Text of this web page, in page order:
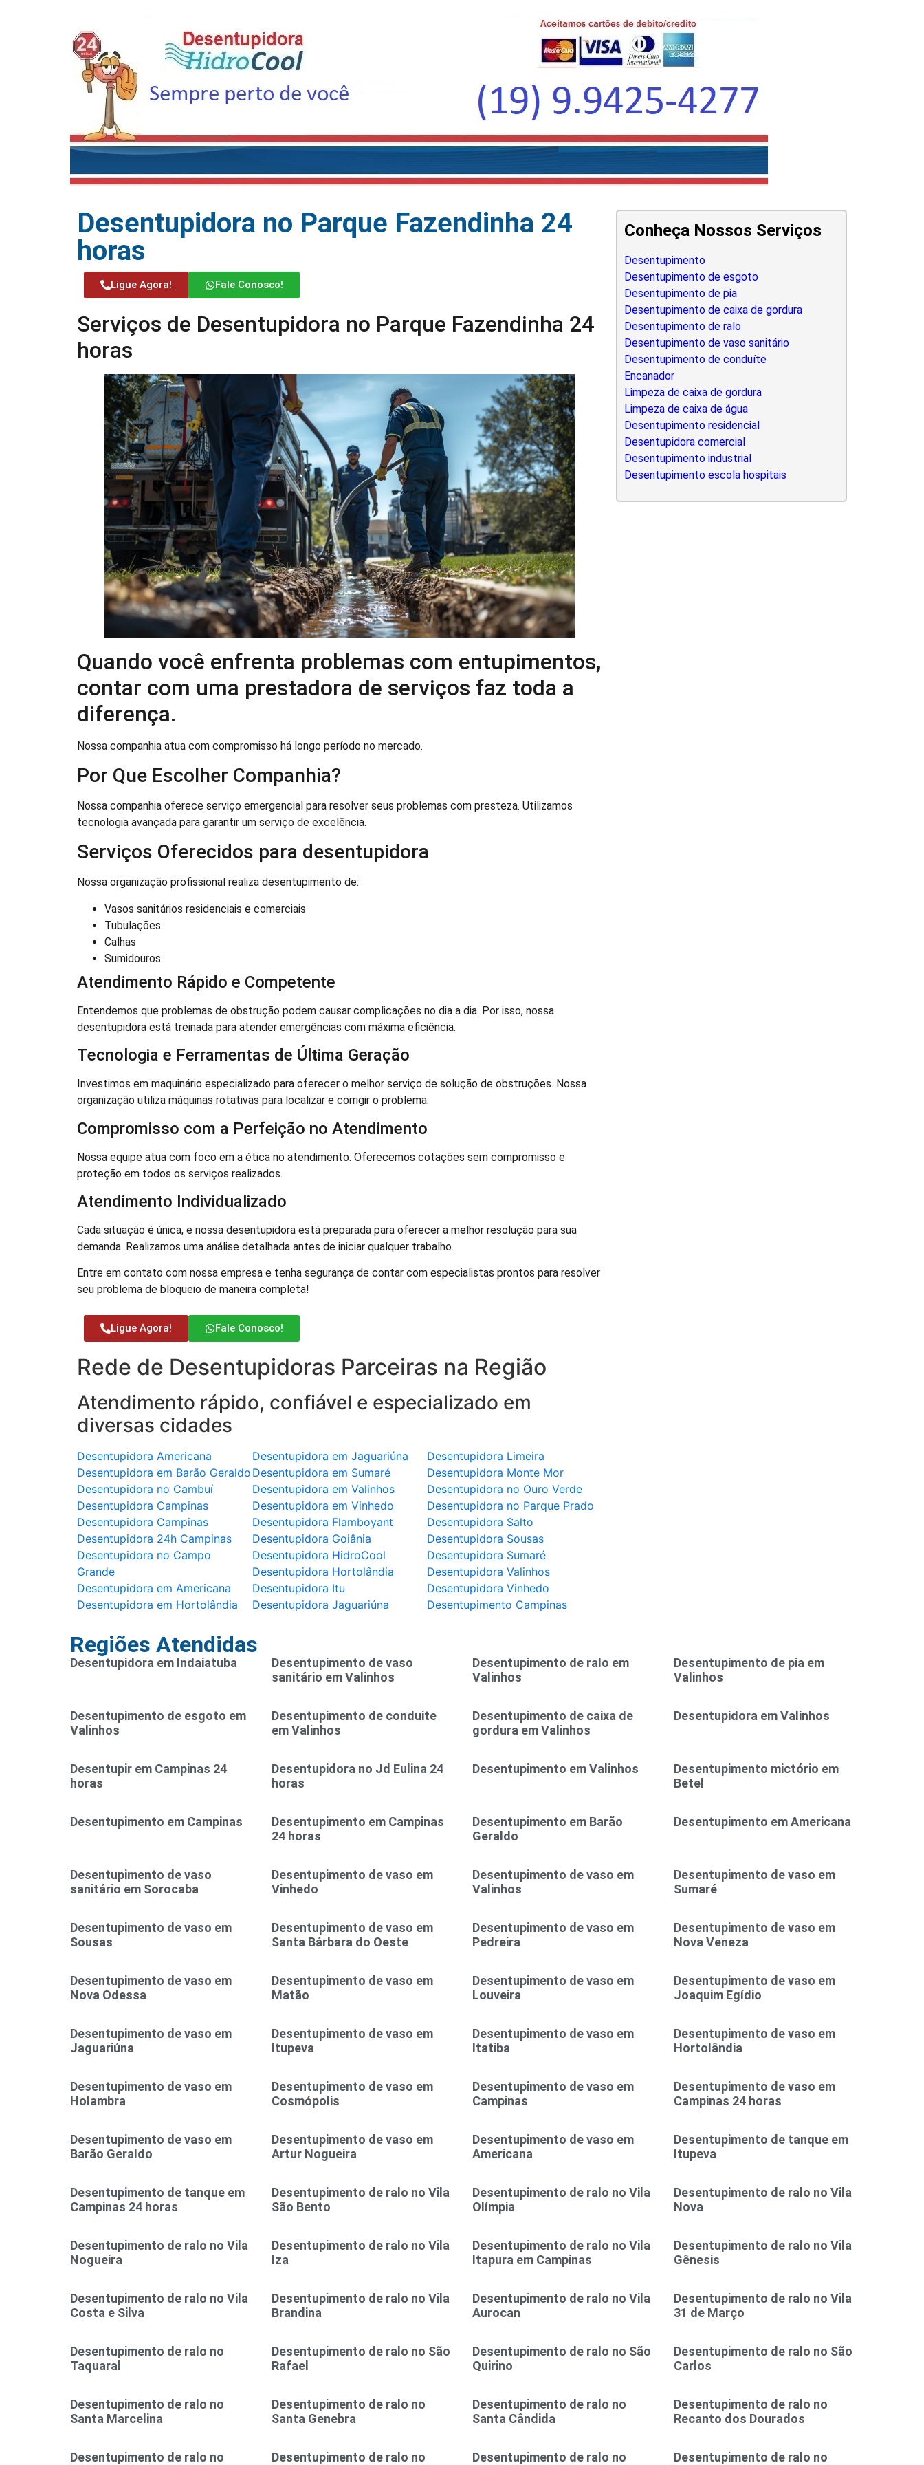
Desentupidora no Parque Fazendinha 24
horas
Ligue Agora! Fale Conosco!
Serviços de Desentupidora no Parque Fazendinha 24
horas
Quando você enfrenta problemas com entupimentos,
contar com uma prestadora de serviços faz toda a
diferença.
Nossa companhia atua com compromisso há longo período no mercado.
Por Que Escolher Companhia?
Nossa companhia oferece serviço emergencial para resolver seus problemas com presteza. Utilizamos
tecnologia avançada para garantir um serviço de excelência.
Serviços Oferecidos para desentupidora
Nossa organização profissional realiza desentupimento de:
Vasos sanitários residenciais e comerciais
Tubulações
Calhas
Sumidouros
Atendimento Rápido e Competente
Entendemos que problemas de obstrução podem causar complicações no dia a dia. Por isso, nossa
desentupidora está treinada para atender emergências com máxima eficiência.
Tecnologia e Ferramentas de Última Geração
Investimos em maquinário especializado para oferecer o melhor serviço de solução de obstruções. Nossa
organização utiliza máquinas rotativas para localizar e corrigir o problema.
Compromisso com a Perfeição no Atendimento
Nossa equipe atua com foco em a ética no atendimento. Oferecemos cotações sem compromisso e
proteção em todos os serviços realizados.
Atendimento Individualizado
Cada situação é única, e nossa desentupidora está preparada para oferecer a melhor resolução para sua
demanda. Realizamos uma análise detalhada antes de iniciar qualquer trabalho.
Entre em contato com nossa empresa e tenha segurança de contar com especialistas prontos para resolver
seu problema de bloqueio de maneira completa!
Ligue Agora! Fale Conosco!
Rede de Desentupidoras Parceiras na Região
Atendimento rápido, confiável e especializado em
diversas cidades
Desentupidora Americana
Desentupidora em Barão Geraldo
Desentupidora no Cambuí
Desentupidora Campinas
Desentupidora Campinas
Desentupidora 24h Campinas
Desentupidora no Campo
Grande
Desentupidora em Americana
Desentupidora em Hortolândia
Desentupidora em Jaguariúna
Desentupidora em Sumaré
Desentupidora em Valinhos
Desentupidora em Vinhedo
Desentupidora Flamboyant
Desentupidora Goiânia
Desentupidora HidroCool
Desentupidora Hortolândia
Desentupidora Itu
Desentupidora Jaguariúna
Desentupidora Limeira
Desentupidora Monte Mor
Desentupidora no Ouro Verde
Desentupidora no Parque Prado
Desentupidora Salto
Desentupidora Sousas
Desentupidora Sumaré
Desentupidora Valinhos
Desentupidora Vinhedo
Desentupimento Campinas
Conheça Nossos Serviços
Desentupimento
Desentupimento de esgoto
Desentupimento de pia
Desentupimento de caixa de gordura
Desentupimento de ralo
Desentupimento de vaso sanitário
Desentupimento de conduíte
Encanador
Limpeza de caixa de gordura
Limpeza de caixa de água
Desentupimento residencial
Desentupidora comercial
Desentupimento industrial
Desentupimento escola hospitais
Regiões Atendidas
Desentupidora em Indaiatuba
Desentupimento de vaso
sanitário em Valinhos
Desentupimento de ralo em
Valinhos
Desentupimento de pia em
Valinhos
Desentupimento de esgoto em
Valinhos
Desentupimento de conduite
em Valinhos
Desentupimento de caixa de
gordura em Valinhos
Desentupidora em Valinhos
Desentupir em Campinas 24
horas
Desentupidora no Jd Eulina 24
horas
Desentupimento em Valinhos
Desentupimento mictório em
Betel
Desentupimento em Campinas
Desentupimento em Campinas
24 horas
Desentupimento em Barão
Geraldo
Desentupimento em Americana
Desentupimento de vaso
sanitário em Sorocaba
Desentupimento de vaso em
Vinhedo
Desentupimento de vaso em
Valinhos
Desentupimento de vaso em
Sumaré
Desentupimento de vaso em
Sousas
Desentupimento de vaso em
Santa Bárbara do Oeste
Desentupimento de vaso em
Pedreira
Desentupimento de vaso em
Nova Veneza
Desentupimento de vaso em
Nova Odessa
Desentupimento de vaso em
Matão
Desentupimento de vaso em
Louveira
Desentupimento de vaso em
Joaquim Egídio
Desentupimento de vaso em
Jaguariúna
Desentupimento de vaso em
Itupeva
Desentupimento de vaso em
Itatiba
Desentupimento de vaso em
Hortolândia
Desentupimento de vaso em
Holambra
Desentupimento de vaso em
Cosmópolis
Desentupimento de vaso em
Campinas
Desentupimento de vaso em
Campinas 24 horas
Desentupimento de vaso em
Barão Geraldo
Desentupimento de vaso em
Artur Nogueira
Desentupimento de vaso em
Americana
Desentupimento de tanque em
Itupeva
Desentupimento de tanque em
Campinas 24 horas
Desentupimento de ralo no Vila
São Bento
Desentupimento de ralo no Vila
Olímpia
Desentupimento de ralo no Vila
Nova
Desentupimento de ralo no Vila
Nogueira
Desentupimento de ralo no Vila
Iza
Desentupimento de ralo no Vila
Itapura em Campinas
Desentupimento de ralo no Vila
Gênesis
Desentupimento de ralo no Vila
Costa e Silva
Desentupimento de ralo no Vila
Brandina
Desentupimento de ralo no Vila
Aurocan
Desentupimento de ralo no Vila
31 de Março
Desentupimento de ralo no
Taquaral
Desentupimento de ralo no São
Rafael
Desentupimento de ralo no São
Quirino
Desentupimento de ralo no São
Carlos
Desentupimento de ralo no
Santa Marcelina
Desentupimento de ralo no
Santa Genebra
Desentupimento de ralo no
Santa Cândida
Desentupimento de ralo no
Recanto dos Dourados
Desentupimento de ralo no
Desentupimento de ralo no
Desentupimento de ralo no
Desentupimento de ralo no